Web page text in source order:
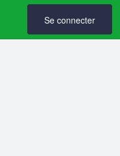
Se connecter